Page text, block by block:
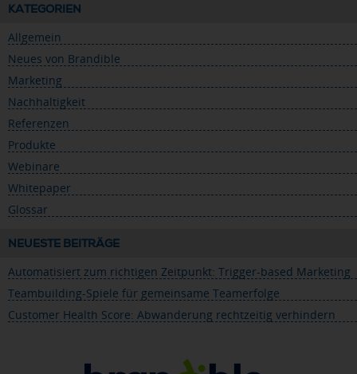
KATEGORIEN
Allgemein
Neues von Brandible
Marketing
Nachhaltigkeit
Referenzen
Produkte
Webinare
Whitepaper
Glossar
NEUESTE BEITRÄGE
Automatisiert zum richtigen Zeitpunkt: Trigger-based Marketing
Teambuilding-Spiele für gemeinsame Teamerfolge
Customer Health Score: Abwanderung rechtzeitig verhindern